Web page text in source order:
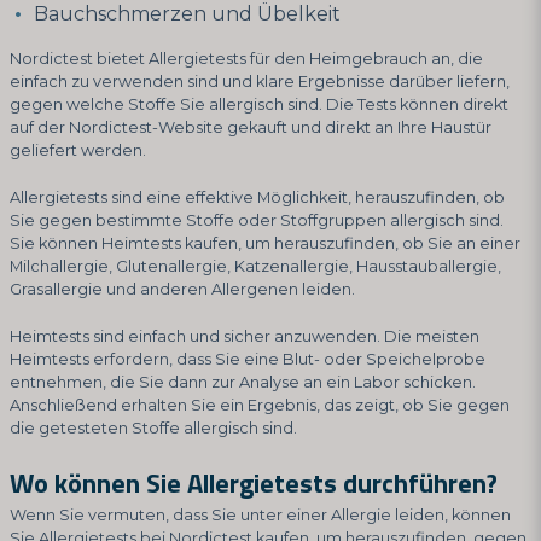
Bauchschmerzen und Übelkeit
Nordictest bietet Allergietests für den Heimgebrauch an, die
einfach zu verwenden sind und klare Ergebnisse darüber liefern,
gegen welche Stoffe Sie allergisch sind. Die Tests können direkt
auf der Nordictest-Website gekauft und direkt an Ihre Haustür
geliefert werden.
Allergietests sind eine effektive Möglichkeit, herauszufinden, ob
Sie gegen bestimmte Stoffe oder Stoffgruppen allergisch sind.
Sie können Heimtests kaufen, um herauszufinden, ob Sie an einer
Milchallergie, Glutenallergie, Katzenallergie, Hausstauballergie,
Grasallergie und anderen Allergenen leiden.
Heimtests sind einfach und sicher anzuwenden. Die meisten
Heimtests erfordern, dass Sie eine Blut- oder Speichelprobe
entnehmen, die Sie dann zur Analyse an ein Labor schicken.
Anschließend erhalten Sie ein Ergebnis, das zeigt, ob Sie gegen
die getesteten Stoffe allergisch sind.
Wo können Sie Allergietests durchführen?
Wenn Sie vermuten, dass Sie unter einer Allergie leiden, können